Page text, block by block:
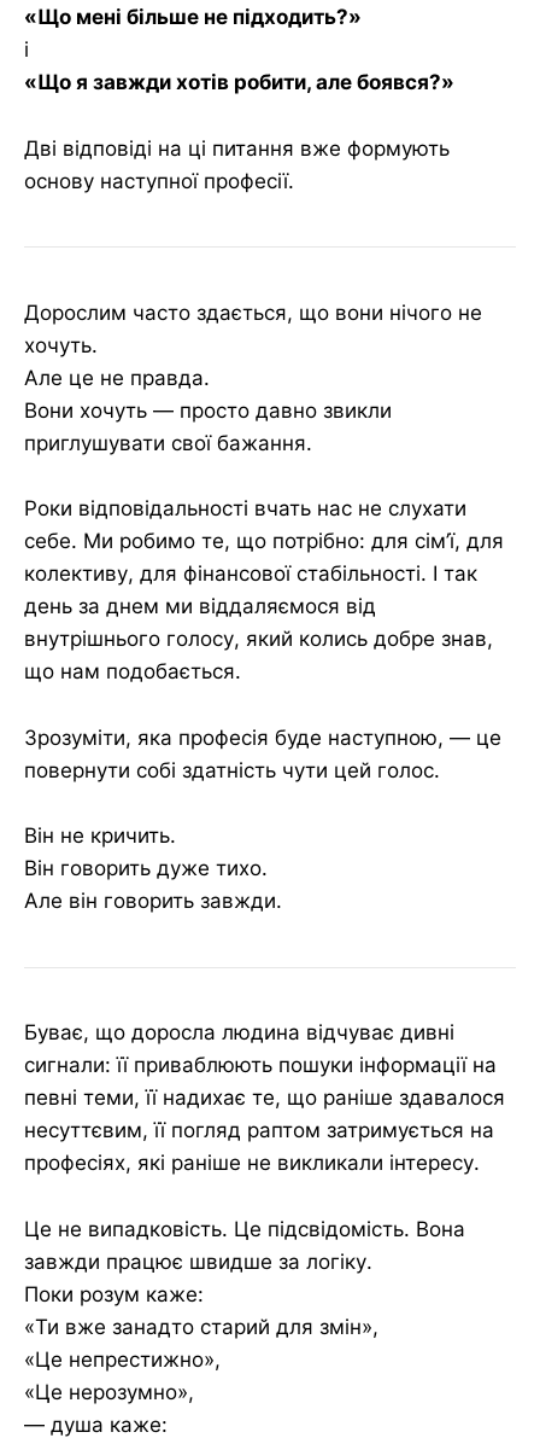
«Що мені більше не підходить?»
і
«Що я завжди хотів робити, але боявся?»
Дві відповіді на ці питання вже формують
основу наступної професії.
Дорослим часто здається, що вони нічого не
хочуть.
Але це не правда.
Вони хочуть — просто давно звикли
приглушувати свої бажання.
Роки відповідальності вчать нас не слухати
себе. Ми робимо те, що потрібно: для сім’ї, для
колективу, для фінансової стабільності. І так
день за днем ми віддаляємося від
внутрішнього голосу, який колись добре знав,
що нам подобається.
Зрозуміти, яка професія буде наступною, — це
повернути собі здатність чути цей голос.
Він не кричить.
Він говорить дуже тихо.
Але він говорить завжди.
Буває, що доросла людина відчуває дивні
сигнали: її приваблюють пошуки інформації на
певні теми, її надихає те, що раніше здавалося
несуттєвим, її погляд раптом затримується на
професіях, які раніше не викликали інтересу.
Це не випадковість. Це підсвідомість. Вона
завжди працює швидше за логіку.
Поки розум каже:
«Ти вже занадто старий для змін»,
«Це непрестижно»,
«Це нерозумно»,
— душа каже: